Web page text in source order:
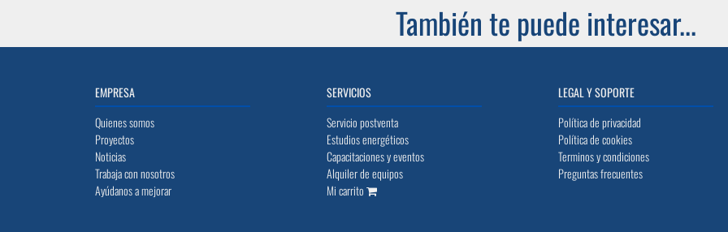
También te puede interesar...
EMPRESA
Quienes somos
Proyectos
Noticias
Trabaja con nosotros
Ayúdanos a mejorar
SERVICIOS
Servicio postventa
Estudios energéticos
Capacitaciones y eventos
Alquiler de equipos
Mi carrito
LEGAL Y SOPORTE
Política de privacidad
Política de cookies
Terminos y condiciones
Preguntas frecuentes